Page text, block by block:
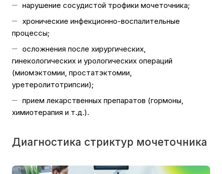
нарушение сосудистой трофики мочеточника;
хронические инфекционно-воспалительные
процессы;
осложнения после хирургических,
гинекологических и урологических операций
(миомэктомии, простатэктомии,
уретеролитотрипсии);
прием лекарственных препаратов (гормоны,
химиотерапия и т.д.).
Диагностика стриктур мочеточника